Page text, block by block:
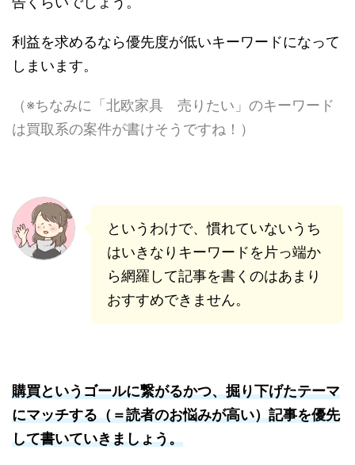
利益を求めるなら優先度が低いキーワードになって
しまいます。
（※ちなみに「北欧家具 売りたい」のキーワード
は買取系の案件が書けそうですね！）
というわけで、慣れていないうち
はいきなりキーワードを片っ端か
ら網羅して記事を書くのはあまり
おすすめできません。
購買というゴールに繋がるかつ、掘り下げたテーマ
にマッチする（＝読者のお悩みが高い）記事を優先
して書いていきましょう。